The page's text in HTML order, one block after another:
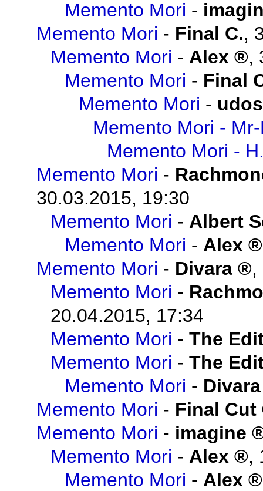
Memento Mori -
Memento Mori - Final C.,
Memento Mori - Alex ,
Memento Mori - Final
Memento Mori -
Memento Mori -
Memento Mori -
Memento Mori -
30.03.2015, 19:30
Memento Mori - Albert
Memento Mori - Alex
Memento Mori - Divara ,
Memento Mori -
20.04.2015, 17:34
Memento Mori - The
Memento Mori - The
Memento Mori - Divara
Memento Mori - Final Cut
Memento Mori - imagine
Memento Mori - Alex ,
Memento Mori - Alex